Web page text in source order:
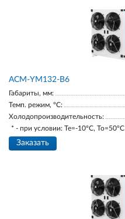
АСМ-YM132-В6
Габариты, мм:
Темп. режим, °С:
Холодопроизводительность:
* - при условии: Te=-10ºC, To=50ºC
Заказать